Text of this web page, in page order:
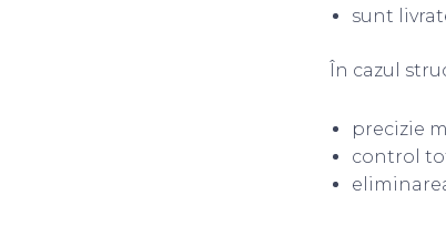
sunt
În cazul
precizie
control